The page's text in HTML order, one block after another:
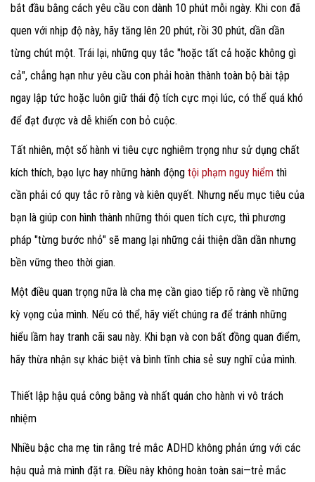
bắt đầu bằng cách yêu cầu con dành 10 phút mỗi ngày. Khi con đã
quen với nhịp độ này, hãy tăng lên 20 phút, rồi 30 phút, dần dần
từng chút một. Trái lại, những quy tắc "hoặc tất cả hoặc không gì
cả", chẳng hạn như yêu cầu con phải hoàn thành toàn bộ bài tập
ngay lập tức hoặc luôn giữ thái độ tích cực mọi lúc, có thể quá khó
để đạt được và dễ khiến con bỏ cuộc.
Tất nhiên, một số hành vi tiêu cực nghiêm trọng như sử dụng chất
kích thích, bạo lực hay những hành động tội phạm nguy hiểm thì
cần phải có quy tắc rõ ràng và kiên quyết. Nhưng nếu mục tiêu của
bạn là giúp con hình thành những thói quen tích cực, thì phương
pháp "từng bước nhỏ" sẽ mang lại những cải thiện dần dần nhưng
bền vững theo thời gian.
Một điều quan trọng nữa là cha mẹ cần giao tiếp rõ ràng về những
kỳ vọng của mình. Nếu có thể, hãy viết chúng ra để tránh những
hiểu lầm hay tranh cãi sau này. Khi bạn và con bất đồng quan điểm,
hãy thừa nhận sự khác biệt và bình tĩnh chia sẻ suy nghĩ của mình.
Thiết lập hậu quả công bằng và nhất quán cho hành vi vô trách
nhiệm
Nhiều bậc cha mẹ tin rằng trẻ mắc ADHD không phản ứng với các
hậu quả mà mình đặt ra. Điều này không hoàn toàn sai—trẻ mắc